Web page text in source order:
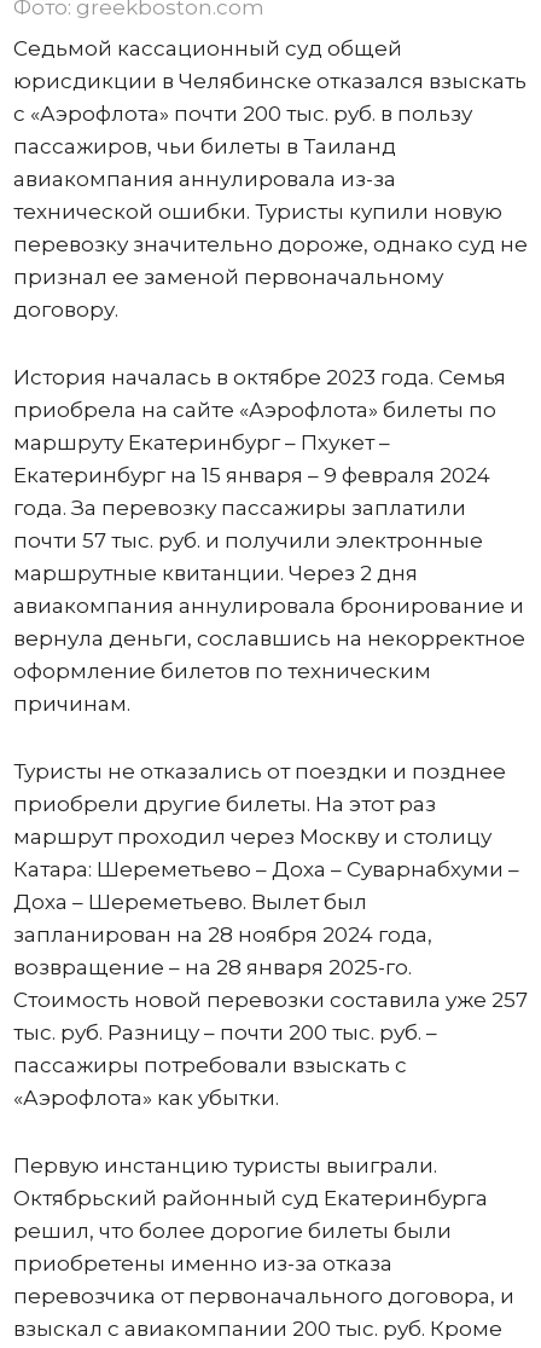
Фото: greekboston.com
Седьмой кассационный суд общей
юрисдикции в Челябинске отказался взыскать
с «Аэрофлота» почти 200 тыс. руб. в пользу
пассажиров, чьи билеты в Таиланд
авиакомпания аннулировала из-за
технической ошибки. Туристы купили новую
перевозку значительно дороже, однако суд не
признал ее заменой первоначальному
договору.
История началась в октябре 2023 года. Семья
приобрела на сайте «Аэрофлота» билеты по
маршруту Екатеринбург – Пхукет –
Екатеринбург на 15 января – 9 февраля 2024
года. За перевозку пассажиры заплатили
почти 57 тыс. руб. и получили электронные
маршрутные квитанции. Через 2 дня
авиакомпания аннулировала бронирование и
вернула деньги, сославшись на некорректное
оформление билетов по техническим
причинам.
Туристы не отказались от поездки и позднее
приобрели другие билеты. На этот раз
маршрут проходил через Москву и столицу
Катара: Шереметьево – Доха – Суварнабхуми –
Доха – Шереметьево. Вылет был
запланирован на 28 ноября 2024 года,
возвращение – на 28 января 2025-го.
Стоимость новой перевозки составила уже 257
тыс. руб. Разницу – почти 200 тыс. руб. –
пассажиры потребовали взыскать с
«Аэрофлота» как убытки.
Первую инстанцию туристы выиграли.
Октябрьский районный суд Екатеринбурга
решил, что более дорогие билеты были
приобретены именно из-за отказа
перевозчика от первоначального договора, и
взыскал с авиакомпании 200 тыс. руб. Кроме